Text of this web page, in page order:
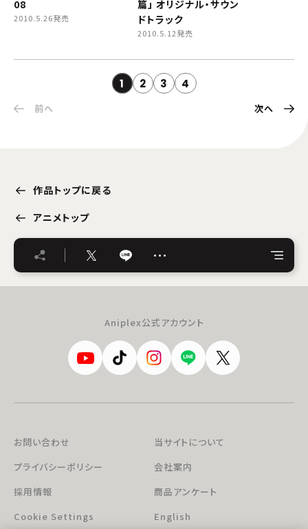
08
2010.5.26発売
篇」 オリジナル・サウン
ドトラック
2010.5.12発売
1 2 3 4
前へ 次へ
作品トップに戻る
アニメトップ
…
Aniplex公式アカウント
お問い合わせ
当サイトについて
プライバシーポリシー
会社案内
採用情報
商品アンケート
Cookie Settings
English